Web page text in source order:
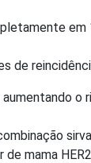
em
de
o
mama